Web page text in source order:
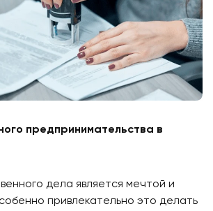
предпринимательства в
дела является мечтой и
привлекательно это делать